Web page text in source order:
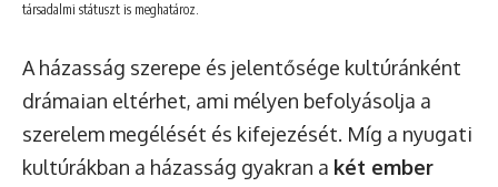
társadalmi státuszt is meghatároz.
A házasság szerepe és jelentősége kultúránként
drámaian eltérhet, ami mélyen befolyásolja a
szerelem megélését és kifejezését. Míg a nyugati
kultúrákban a házasság gyakran a két ember